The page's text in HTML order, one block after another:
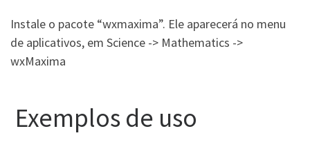
Instale o pacote “wxmaxima”. Ele aparecerá no menu
de aplicativos, em Science -> Mathematics ->
wxMaxima
Exemplos de uso